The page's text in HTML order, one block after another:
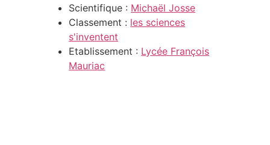
Scientifique : Michaël Josse
Classement : les sciences
s'inventent
Etablissement : Lycée François
Mauriac